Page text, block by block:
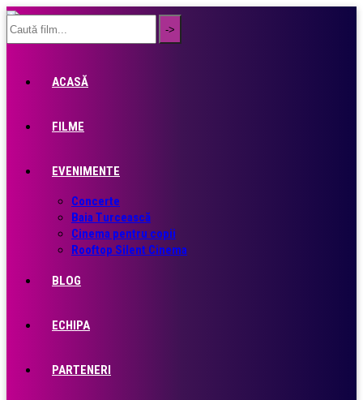
ACASĂ
FILME
EVENIMENTE
Concerte
Baia Turcească
Cinema pentru copii
Rooftop Silent Cinema
BLOG
ECHIPA
PARTENERI